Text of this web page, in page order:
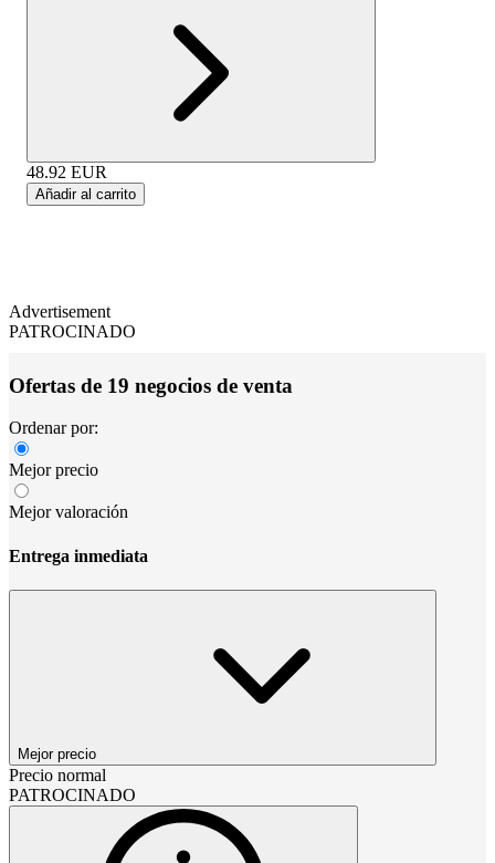
48.92 EUR
Añadir al carrito
Advertisement
PATROCINADO
Ofertas de 19 negocios de venta
Ordenar por:
Mejor precio
Mejor valoración
Entrega inmediata
Mejor precio
Precio normal
PATROCINADO